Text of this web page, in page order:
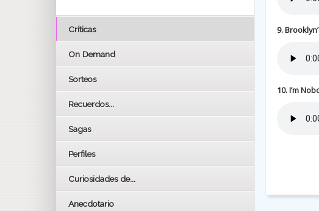
9.
10. I’m
Críticas
On Demand
Sorteos
Recuerdos...
Sagas
Perfiles
Curiosidades de...
Anecdotario